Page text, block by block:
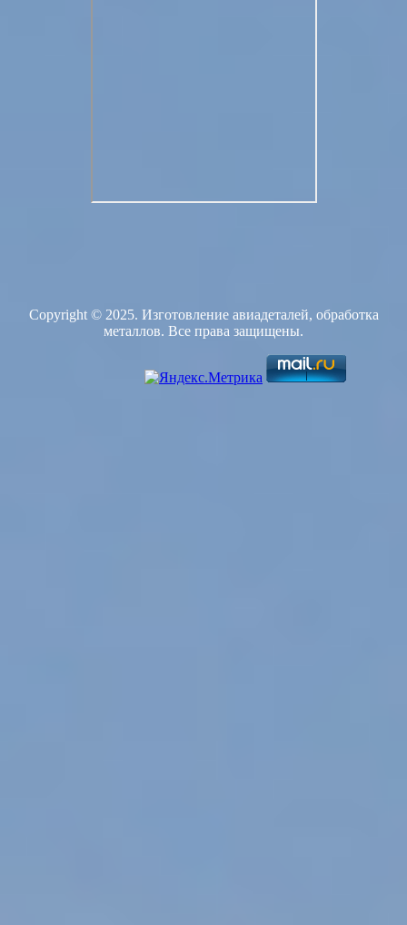
Copyright © 2025. Изготовление авиадеталей, обработка
металлов. Все права защищены.